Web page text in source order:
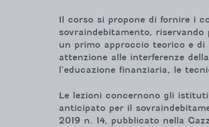
Il corso si propone di fornire i
sovraindebitamento,
un primo approccio teorico e
attenzione alle interferenze
l’educazione finanziaria, le
Le lezioni concernono gli
anticipato per il
2019 n. 14, pubblicato nella